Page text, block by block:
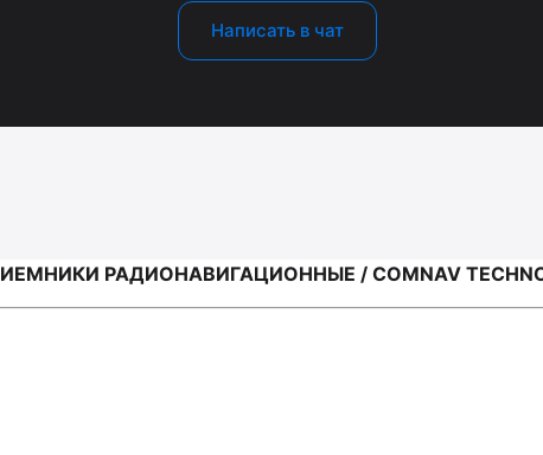
Написать в чат
РАДИОНАВИГАЦИОННЫЕ / COMNAV